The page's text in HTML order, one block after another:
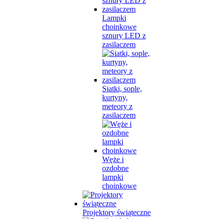
Lampki
choinkowe
sznury LED z
zasilaczem
Siatki, sople,
kurtyny,
meteory z
zasilaczem
Węże i
ozdobne
lampki
choinkowe
Projektory świąteczne